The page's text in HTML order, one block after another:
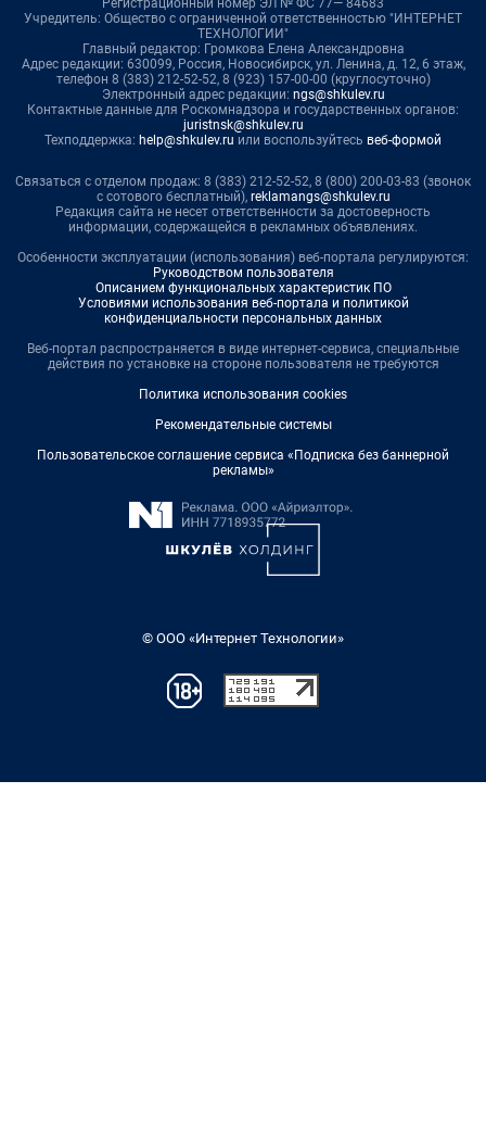
Регистрационный номер ЭЛ № ФС 77— 84683
Учредитель: Общество с ограниченной ответственностью "ИНТЕРНЕТ
ТЕХНОЛОГИИ"
Главный редактор: Громкова Елена Александровна
Адрес редакции: 630099, Россия, Новосибирск, ул. Ленина, д. 12, 6 этаж,
телефон 8 (383) 212-52-52, 8 (923) 157-00-00 (круглосуточно)
Электронный адрес редакции: ngs@shkulev.ru
Контактные данные для Роскомнадзора и государственных органов:
juristnsk@shkulev.ru
Техподдержка: help@shkulev.ru или воспользуйтесь веб-формой
Связаться с отделом продаж: 8 (383) 212-52-52, 8 (800) 200-03-83 (звонок
с сотового бесплатный), reklamangs@shkulev.ru
Редакция сайта не несет ответственности за достоверность
информации, содержащейся в рекламных объявлениях.
Особенности эксплуатации (использования) веб-портала регулируются:
Руководством пользователя
Описанием функциональных характеристик ПО
Условиями использования веб-портала и политикой
конфиденциальности персональных данных
Веб-портал распространяется в виде интернет-сервиса, специальные
действия по установке на стороне пользователя не требуются
Политика использования cookies
Рекомендательные системы
Пользовательское соглашение сервиса «Подписка без баннерной
рекламы»
© ООО «Интернет Технологии»